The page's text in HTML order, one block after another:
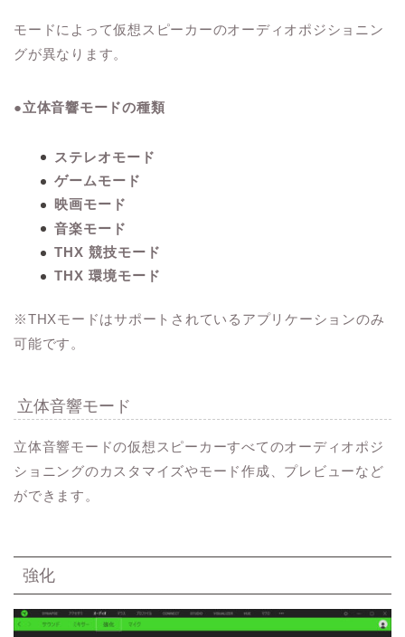
モードによって仮想スピーカーのオーディオポジショニン
グが異なります。
●立体音響モードの種類
ステレオモード
ゲームモード
映画モード
音楽モード
THX 競技モード
THX 環境モード
※THXモードはサポートされているアプリケーションのみ
可能です。
立体音響モード
立体音響モードの仮想スピーカーすべてのオーディオポジ
ショニングのカスタマイズやモード作成、プレビューなど
ができます。
強化